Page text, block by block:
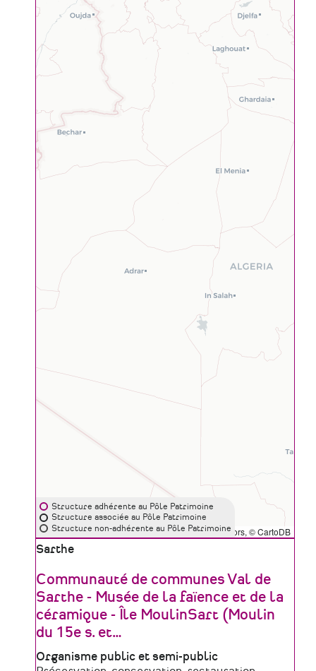
Leaflet |©OpenStreetMapcontributors, ©CartoDB
Structure adhérente au Pôle Patrimoine
Structure associée au Pôle Patrimoine
Structure non-adhérente au Pôle Patrimoine
Zone
Sarthe
Communauté de communes Val de
Sarthe - Musée de la faïence et de la
céramique - Île MoulinSart (Moulin
du 15e s. et…
Type
Organisme public et semi-public